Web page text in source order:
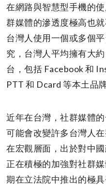
在網路與智慧型手機的
群媒體的滲透度極高也
台灣人使用一個或多個
究，台灣人平均擁有大
台，包括 Facebook 和
PTT 和 Dcard 等本土品牌
近年在台灣，社群媒體
可能會改變許多台灣人
在宏觀層面，出於對中
正在積極的加強對社群
期在立法院中推出的極